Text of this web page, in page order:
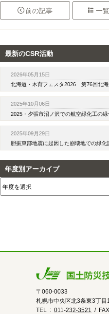
最新のCSR活動
2026年05月15日
北海道・木育フェスタ2026 第76回北海
2025年10月06日
2025・夕張市沼ノ沢での航空緑化工の
2025年09月29日
胆振東部地震に起因した崩壊地での緑
年度別アーカイブ
前の記事  一
〒060-0033
札幌市中央区北3条東3丁
TEL : 011-232-3521 /